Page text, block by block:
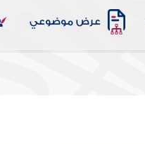
عرض موضوعي